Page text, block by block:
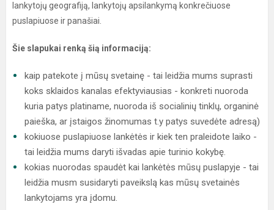
lankytojų geografiją, lankytojų apsilankymą konkrečiuose
puslapiuose ir panašiai.
Šie slapukai renką šią informaciją:
kaip patekote į mūsų svetainę - tai leidžia mums suprasti
koks sklaidos kanalas efektyviausias - konkreti nuoroda
kuria patys platiname, nuoroda iš socialinių tinklų, organinė
paieška, ar įstaigos žinomumas t.y patys suvedėte adresą)
kokiuose puslapiuose lankėtės ir kiek ten praleidote laiko -
tai leidžia mums daryti išvadas apie turinio kokybę.
kokias nuorodas spaudėt kai lankėtės mūsų puslapyje - tai
leidžia musm susidaryti paveikslą kas mūsų svetainės
lankytojams yra įdomu.